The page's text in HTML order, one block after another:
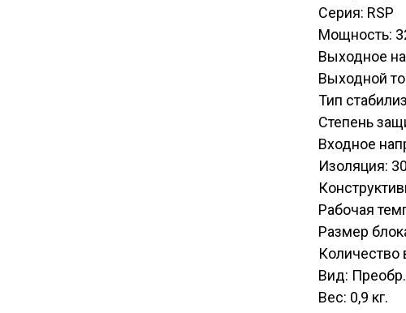
Серия: RSP
Мощность:
Выходное
Выходной
Тип
Степень
Входное
Изоляция:
Рабочая
Размер
Количество
Вид:
Вес: 0,9 кг.